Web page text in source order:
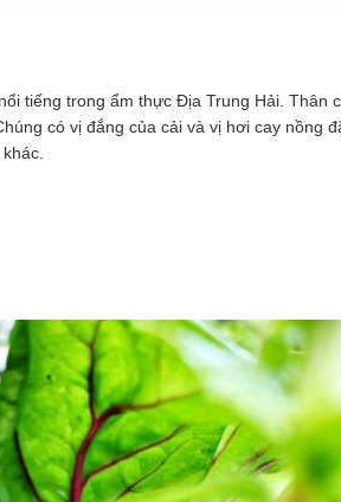
tiếng trong ẩm thực Địa Trung Hải. Thân
có vị đắng của cải và vị hơi cay nồng